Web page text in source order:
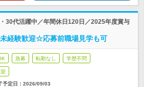
30代活躍中／年間休日120日／2025年度賞与
未経験歓迎☆応募前職場見学も可
急募 転勤なし 学歴不問
予定日： 2026/09/03